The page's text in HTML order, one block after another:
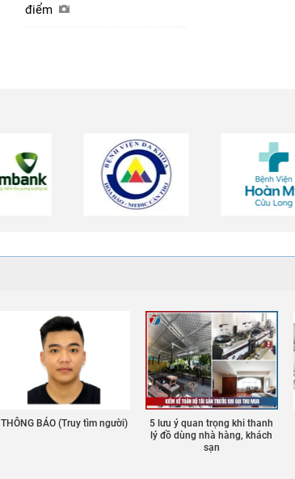
điểm
THÔNG BÁO (Truy tìm người)
5 lưu ý quan trọng khi thanh
lý đồ dùng nhà hàng, khách
sạn